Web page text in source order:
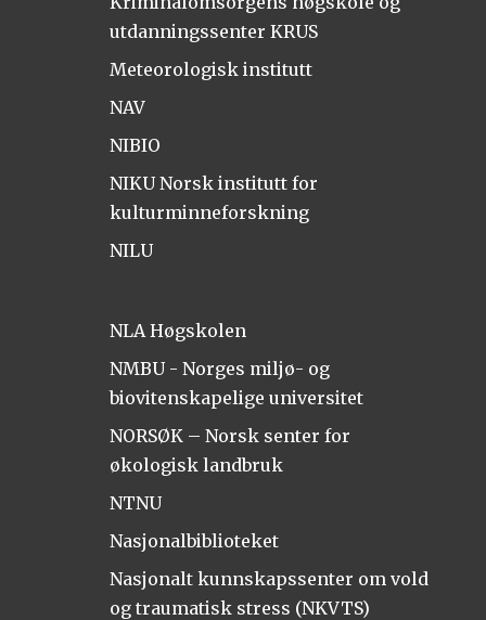
utdanningssenter KRUS
Meteorologisk institutt
NAV
NIBIO
NIKU Norsk institutt for
kulturminneforskning
NILU
NLA Høgskolen
NMBU - Norges miljø- og
biovitenskapelige universitet
NORSØK – Norsk senter for
økologisk landbruk
NTNU
Nasjonalbiblioteket
Nasjonalt kunnskapssenter om vold
og traumatisk stress (NKVTS)